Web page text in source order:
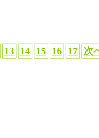
13 14 15 16 17 次